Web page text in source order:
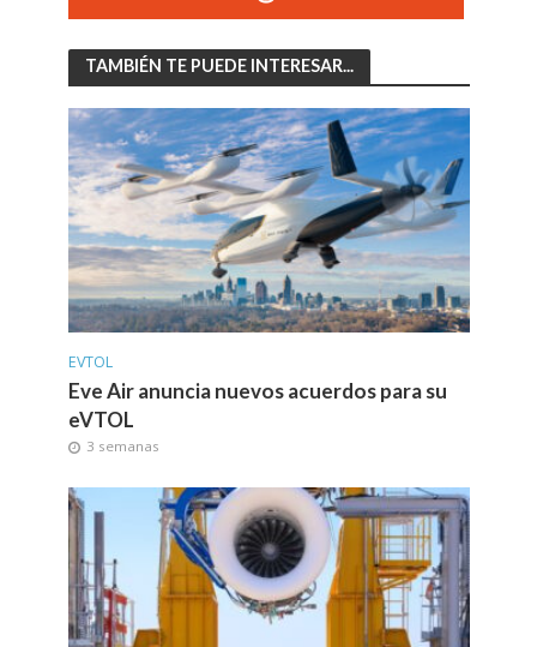
TAMBIÉN TE PUEDE INTERESAR...
EVTOL
Eve Air anuncia nuevos acuerdos para su
eVTOL
3 semanas